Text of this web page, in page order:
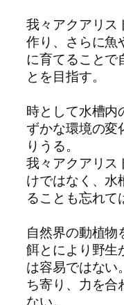
我々アクアリス
作り、さらに魚
に育てることで
とを目指す。
時として水槽内
ずかな環境の変
りうる。
我々アクアリス
けではなく、水
ることも忘れて
自然界の動植物
餌とにより野生
は容易ではない
ち寄り、力を合